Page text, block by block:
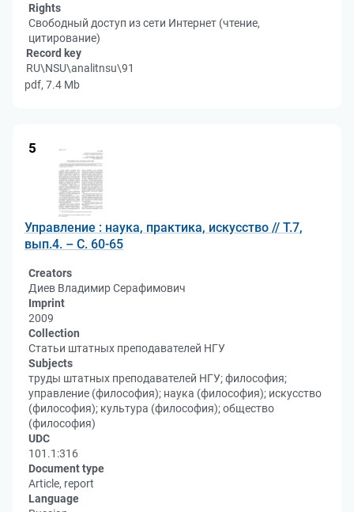
Rights
Свободный доступ из сети Интернет (чтение,
цитирование)
Record key
RU\NSU\analitnsu\91
pdf, 7.4 Mb
5
Управление : наука, практика, искусство // Т.7,
вып.4. – С. 60-65
Creators
Диев Владимир Серафимович
Imprint
2009
Collection
Статьи штатных преподавателей НГУ
Subjects
труды штатных преподавателей НГУ; философия;
управление (философия); наука (философия); искусство
(философия); культура (философия); общество
(философия)
UDC
101.1:316
Document type
Article, report
Language